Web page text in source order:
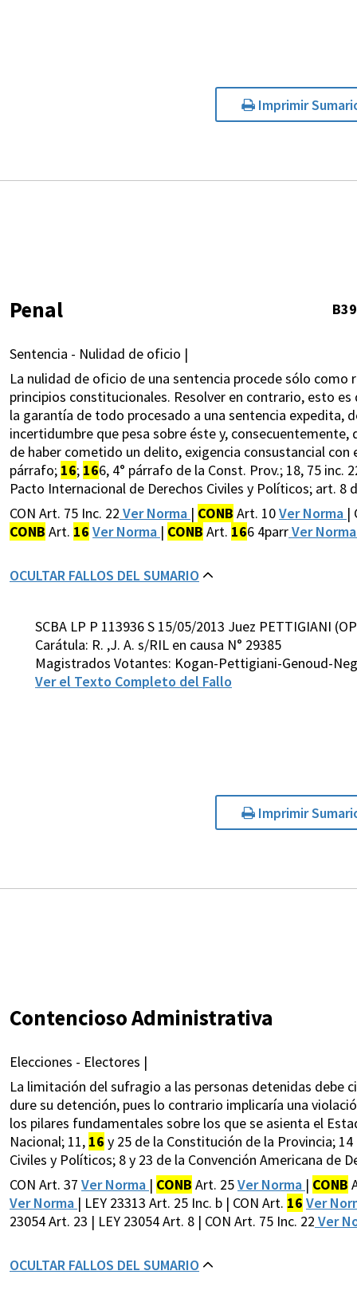
Imprimir
Penal
Sentencia - Nulidad de oficio |
La nulidad de oficio de una sentencia procede sólo
principios constitucionales. Resolver en contrario, esto
la garantía de todo procesado a una sentencia expedita,
incertidumbre que pesa sobre éste y,
de haber cometido un delito, exigencia consustancial
párrafo; 16; 166, 4° párrafo de la Const. Prov.; 18, 75 inc.
Pacto Internacional de Derechos Civiles y Políticos; art. 8
CON Art. 75 Inc. 22 Ver Norma | CONB Art. 10Ver Norma |
CONB Art. 16 Ver Norma | CONB Art. 166 4parrVer
OCULTAR FALLOS DEL SUMARIO
SCBA LP P 113936 S 15/05/2013 Juez PETTIGIANI
Carátula: R. ,J. A. s/RIL en causa N° 29385
Magistrados Votantes: Kogan-Pettigiani-Genoud-
Ver el Texto Completo del Fallo
Imprimir
Contencioso Administrativa
Elecciones - Electores |
La limitación del sufragio a las personas detenidas debe
dure su detención, pues lo contrario implicaría una
los pilares fundamentales sobre los que se asienta el
Nacional; 11, 16 y 25 de la Constitución de la Provincia;
Civiles y Políticos; 8 y 23 de la Convención Americana de
CON Art. 37 Ver Norma | CONB Art. 25Ver Norma | CONB
Ver Norma | LEY 23313 Art. 25 Inc. b | CON Art. 16 Ver
23054 Art. 23 | LEY 23054 Art. 8 | CON Art. 75 Inc. 22 Ver
OCULTAR FALLOS DEL SUMARIO